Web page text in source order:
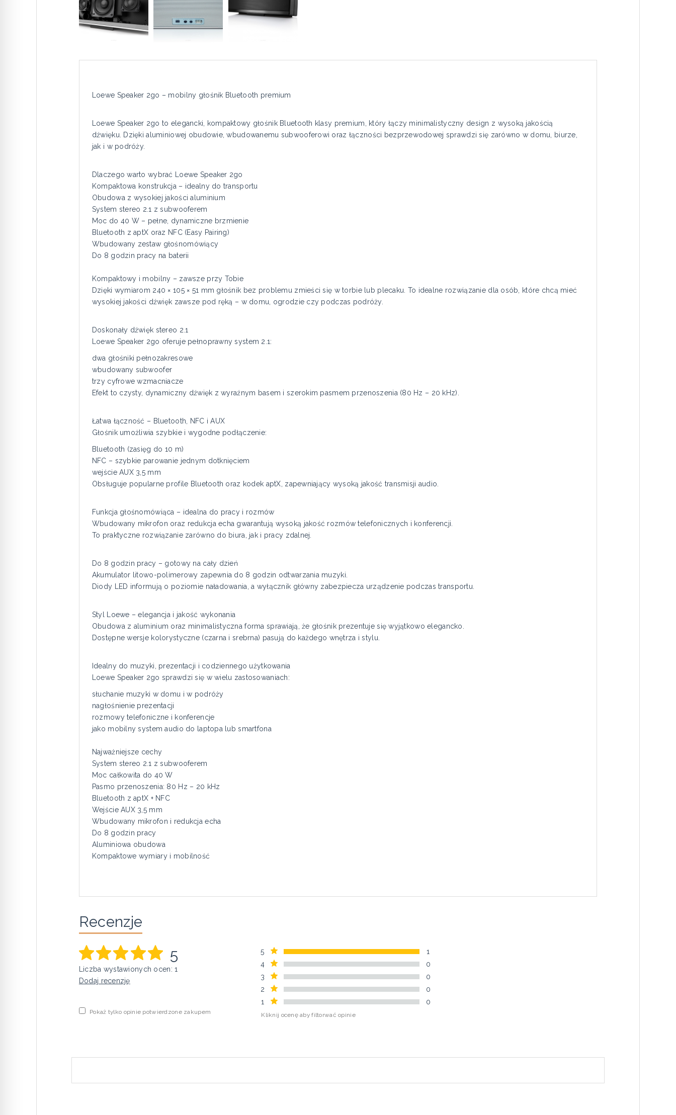
Loewe Speaker 2go – mobilny głośnik Bluetooth premium
Loewe Speaker 2go to elegancki, kompaktowy głośnik Bluetooth klasy premium, który łączy minimalistyczny design z wysoką jakością
dźwięku. Dzięki aluminiowej obudowie, wbudowanemu subwooferowi oraz łączności bezprzewodowej sprawdzi się zarówno w domu, biurze,
jak i w podróży.
Dlaczego warto wybrać Loewe Speaker 2go
Kompaktowa konstrukcja – idealny do transportu
Obudowa z wysokiej jakości aluminium
System stereo 2.1 z subwooferem
Moc do 40 W – pełne, dynamiczne brzmienie
Bluetooth z aptX oraz NFC (Easy Pairing)
Wbudowany zestaw głośnomówiący
Do 8 godzin pracy na baterii
Kompaktowy i mobilny – zawsze przy Tobie
Dzięki wymiarom 240 × 105 × 51 mm głośnik bez problemu zmieści się w torbie lub plecaku. To idealne rozwiązanie dla osób, które chcą mieć
wysokiej jakości dźwięk zawsze pod ręką – w domu, ogrodzie czy podczas podróży.
Doskonały dźwięk stereo 2.1
Loewe Speaker 2go oferuje pełnoprawny system 2.1:
dwa głośniki pełnozakresowe
wbudowany subwoofer
trzy cyfrowe wzmacniacze
Efekt to czysty, dynamiczny dźwięk z wyraźnym basem i szerokim pasmem przenoszenia (80 Hz – 20 kHz).
Łatwa łączność – Bluetooth, NFC i AUX
Głośnik umożliwia szybkie i wygodne podłączenie:
Bluetooth (zasięg do 10 m)
NFC – szybkie parowanie jednym dotknięciem
wejście AUX 3,5 mm
Obsługuje popularne profile Bluetooth oraz kodek aptX, zapewniający wysoką jakość transmisji audio.
Funkcja głośnomówiąca – idealna do pracy i rozmów
Wbudowany mikrofon oraz redukcja echa gwarantują wysoką jakość rozmów telefonicznych i konferencji.
To praktyczne rozwiązanie zarówno do biura, jak i pracy zdalnej.
Do 8 godzin pracy – gotowy na cały dzień
Akumulator litowo-polimerowy zapewnia do 8 godzin odtwarzania muzyki.
Diody LED informują o poziomie naładowania, a wyłącznik główny zabezpiecza urządzenie podczas transportu.
Styl Loewe – elegancja i jakość wykonania
Obudowa z aluminium oraz minimalistyczna forma sprawiają, że głośnik prezentuje się wyjątkowo elegancko.
Dostępne wersje kolorystyczne (czarna i srebrna) pasują do każdego wnętrza i stylu.
Idealny do muzyki, prezentacji i codziennego użytkowania
Loewe Speaker 2go sprawdzi się w wielu zastosowaniach:
słuchanie muzyki w domu i w podróży
nagłośnienie prezentacji
rozmowy telefoniczne i konferencje
jako mobilny system audio do laptopa lub smartfona
Najważniejsze cechy
System stereo 2.1 z subwooferem
Moc całkowita do 40 W
Pasmo przenoszenia: 80 Hz – 20 kHz
Bluetooth z aptX + NFC
Wejście AUX 3,5 mm
Wbudowany mikrofon i redukcja echa
Do 8 godzin pracy
Aluminiowa obudowa
Kompaktowe wymiary i mobilność
Recenzje
5
Liczba wystawionych ocen: 1
Dodaj recenzję
Pokaż tylko opinie potwierdzone zakupem
5
1
4
0
3
0
2
0
1
0
Kliknij ocenę aby filtorwać opinie